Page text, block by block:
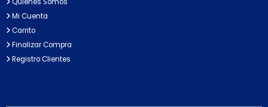
Mi Cuenta
Carrito
Finalizar Compra
Registro Clientes